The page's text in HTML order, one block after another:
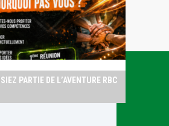
PARTIE DE L’AVENTURE RBC